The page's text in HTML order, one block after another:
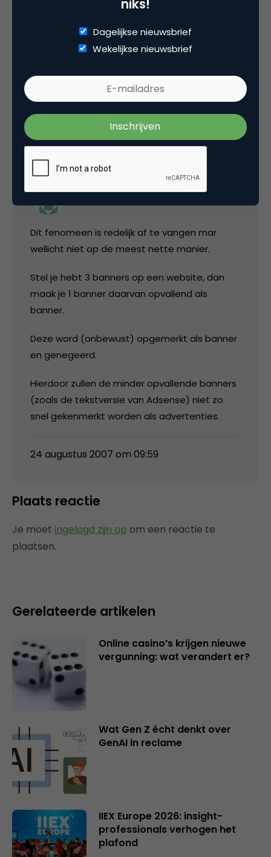
display advertising, online advertising,
1 Reactie
Maarten Soetens
Dit fenomeen is redelijk af te vangen mar
wellicht niet op de meest nette manier.
Stel je hebt 3 banners op een website, dan
maak je 1 banner daarvan opvallend als
banner.
Deze word (onbewust) opgemerkt als banner
en genegeerd.
Hierdoor zullen de minder opvallende banners
(zoals de tekstversie van Adsense) niet zo
snel gekenmerkt worden als advertenties.
24 augustus 2007 om 09:59
Plaats reactie
Je moet ingelogd zijn op om een reactie te
plaatsen.
Gerelateerde artikelen
Online casino’s krijgen nieuwe
vergunning: wat verandert er?
Wat Gen Z écht denkt over
GenAI in reclame
IIEX Europe 2026: insight-
professionals verhogen het
plafond
niks!
Dagelijkse nieuwsbrief
Wekelijkse nieuwsbrief